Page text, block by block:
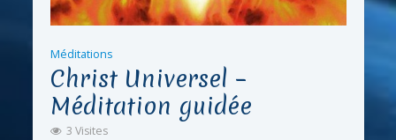
Méditations
Christ Universel –
Méditation guidée
3 Visites